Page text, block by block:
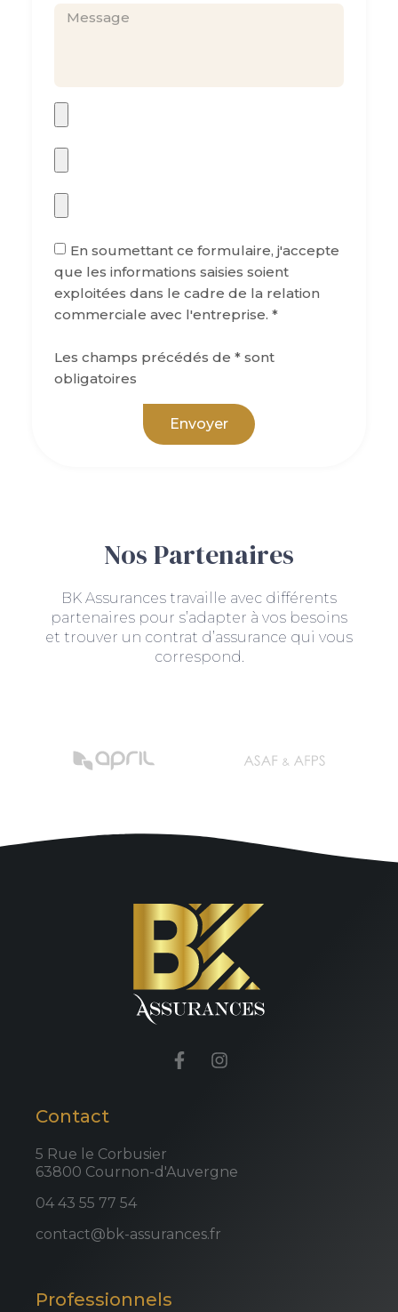
En soumettant ce formulaire, j'accepte
que les informations saisies soient
exploitées dans le cadre de la relation
commerciale avec l'entreprise. *
Les champs précédés de * sont
obligatoires
Envoyer
Nos Partenaires
BK Assurances travaille avec différents
partenaires pour s’adapter à vos besoins
et trouver un contrat d’assurance qui vous
correspond.
Contact
5 Rue le Corbusier
63800 Cournon-d'Auvergne
04 43 55 77 54
contact@bk-assurances.fr
Professionnels